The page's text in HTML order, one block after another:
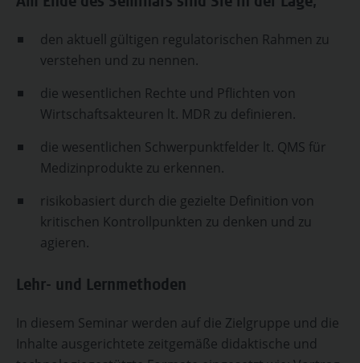
Am Ende des Seminars sind Sie in der Lage,
den aktuell gültigen regulatorischen Rahmen zu
verstehen und zu nennen.
die wesentlichen Rechte und Pflichten von
Wirtschaftsakteuren lt. MDR zu definieren.
die wesentlichen Schwerpunktfelder lt. QMS für
Medizinprodukte zu erkennen.
risikobasiert durch die gezielte Definition von
kritischen Kontrollpunkten zu denken und zu
agieren.
Lehr- und Lernmethoden
In diesem Seminar werden auf die Zielgruppe und die
Inhalte ausgerichtete zeitgemäße didaktische und